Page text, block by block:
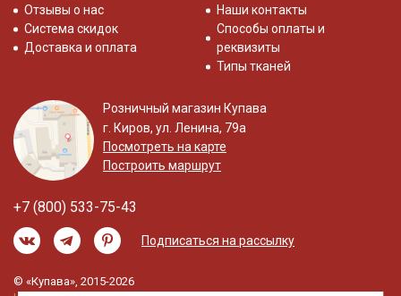
Отзывы о нас
Система скидок
Доставка и оплата
Наши контакты
Способы оплаты и
реквизиты
Типы тканей
Розничный магазин Купава
г. Киров, ул. Ленина, 79а
Посмотреть на карте
Построить маршрут
+7 (800) 533-75-43
Подписаться на рассылку
© «Купава», 2015-2026